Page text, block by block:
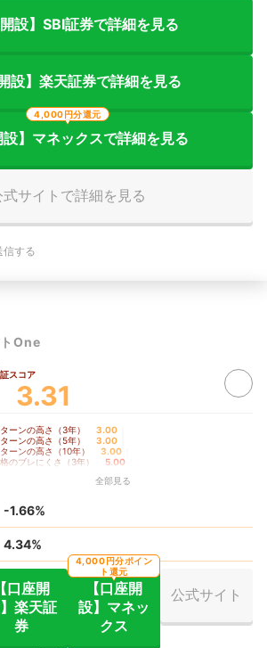
開設】SBI証券で詳細を見る
設】楽天証券で詳細を見る
設】マネックスで詳細を見る
4,000円分還元
式サイトで詳細を見る
信する
One
スコア
3.31
ーンの高さ（3年） 3.00
ーンの高さ（5年） 3.00
ーンの高さ（10年） 3.00
のブレにくさ（3年） 5.00
格のブレにくさ（10年） 5.00
ナショック時の耐久度
全部見る
-1.66%
4.34%
【口座開
楽天証
券
【口座開
設】マネッ
クス
4,000円分ポイン
ト還元
公式サイト